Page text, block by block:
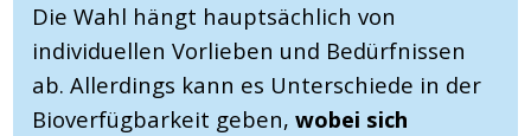
Die Wahl hängt hauptsächlich von
individuellen Vorlieben und Bedürfnissen
ab. Allerdings kann es Unterschiede in der
Bioverfügbarkeit geben,wobei sich